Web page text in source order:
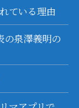
ている理由
の泉澤義明の